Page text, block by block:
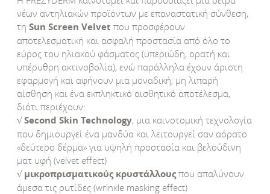
νέων αντηλιακών προϊόντων με επαναστατική σύνθεση,
τηSun Screen Velvet που προσφέρουν
αποτελεσματική και ασφαλή προστασία από όλο το
εύρος του ηλιακού φάσματος (υπεριώδη, ορατή και
υπέρυθρη ακτινοβολία), ενώ παράλληλα έχουν άριστη
εφαρμογή και αφήνουν μια μοναδική, μη λιπαρή
αίσθηση και ένα εκπληκτικό αισθητικό αποτέλεσμα,
διότι περιέχουν:
√Second Skin Technology, μια καινοτομική τεχνολογία
που δημιουργεί ένα μανδύα και λειτουργεί σαν αόρατο
«δεύτερο δέρμα» για υψηλή προστασία και βελούδινη
ματ υφή (velvet effect)
√ μικροπρισματικούς κρυστάλλους που απαλύνουν
άμεσα τις ρυτίδες (wrinκle masking effect)